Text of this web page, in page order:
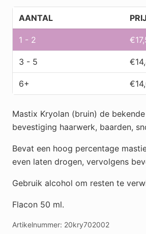
(bruin)
aantal
AANTAL
1 - 2 €
3 - 5 €
6+ €
Mastix Kryolan (bruin) de
bevestiging haarwerk, baarden,
Bevat een hoog percentage
even laten drogen, vervolgens
Gebruik alcohol om resten te
Flacon 50 ml.
Artikelnummer: 20kry702002